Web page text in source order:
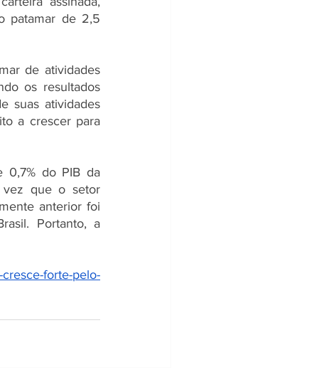
patamar de 2,5
de atividades
os resultados
suas atividades
a crescer para
0,7% do PIB da
vez que o setor
anterior foi
Portanto, a
forte-pelo-